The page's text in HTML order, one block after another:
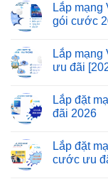
Lắp
gói cước
Lắp mạng
ưu đãi
Lắp đặt
đãi 2026
Lắp đặt
cước ưu